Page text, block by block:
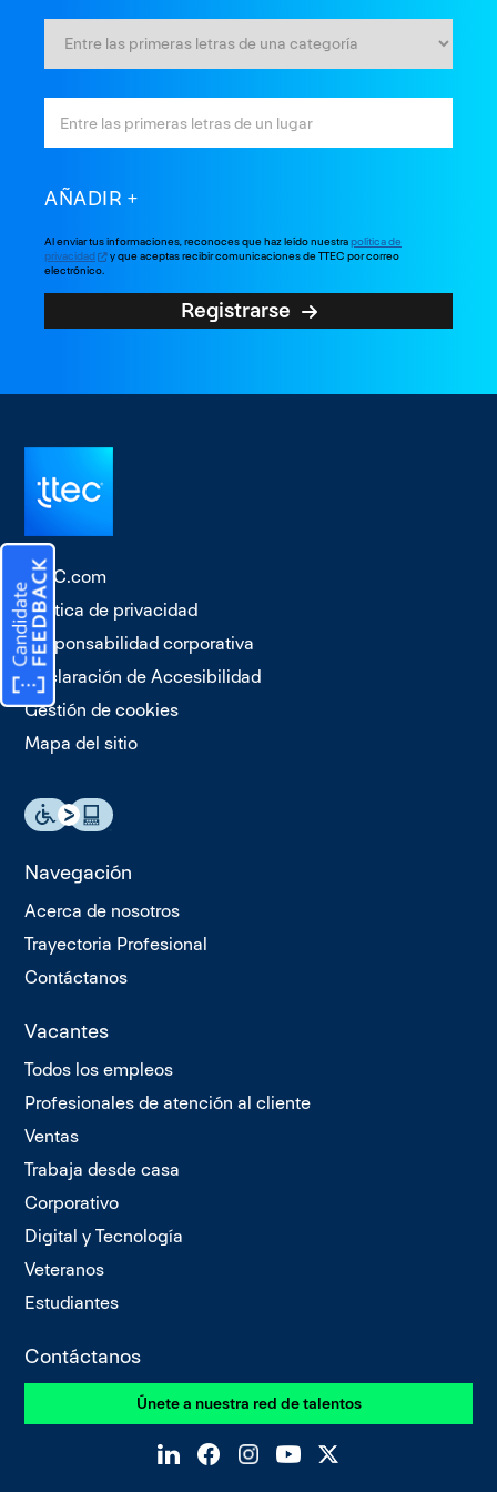
AÑADIR
Al enviar tus informaciones, reconoces que haz leído nuestrapolítica de
privacidad
y que aceptas recibir comunicaciones de TTEC por correo
electrónico.
Registrarse
TTEC.com
Política de privacidad
Responsabilidad corporativa
Declaración de Accesibilidad
Gestión de cookies
Mapa del sitio
Navegación
Acerca de nosotros
Trayectoria Profesional
Contáctanos
Vacantes
Todos los empleos
Profesionales de atención al cliente
Ventas
Trabaja desde casa
Corporativo
Digital y Tecnología
Veteranos
Estudiantes
Contáctanos
Únete a nuestra red de talentos